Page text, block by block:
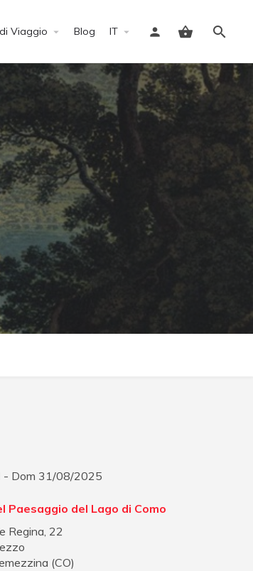
Viaggio Blog IT
Accedi
- Dom 31/08/2025
Paesaggio del Lago di Como
Regina, 22
(CO)